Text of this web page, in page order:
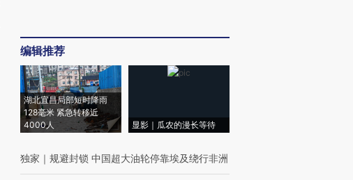
编辑推荐
湖北宜昌局部短时降雨
128毫米 紧急转移近
4000人
显影｜瓜农的漫长等待
独家 ｜ 规避封锁 中国超大油轮停靠埃及绕行非洲